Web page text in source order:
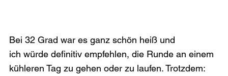
Bei 32 Grad war es ganz schön heiß und
ich würde definitiv empfehlen, die Runde an einem
kühleren Tag zu gehen oder zu laufen. Trotzdem: